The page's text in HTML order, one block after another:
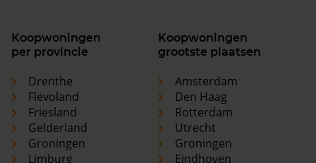
Koopwoningen
per provincie
Drenthe
Flevoland
Friesland
Gelderland
Groningen
Limburg
Koopwoningen
grootste plaatsen
Amsterdam
Den Haag
Rotterdam
Utrecht
Groningen
Eindhoven